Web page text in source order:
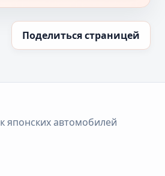
Поделиться страницей
японских автомобилей